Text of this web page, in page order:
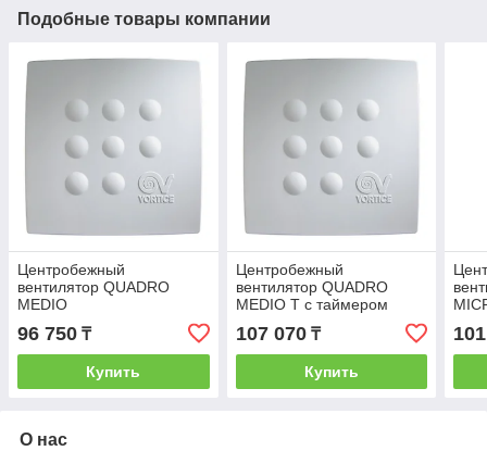
Подобные товары компании
Центробежный
вентилятор QUADRO
MEDIO
96 750 ₸
Купить
Центробежный
вентилятор QUADRO
MEDIO T с таймером
107 070₸
Купить
О нас